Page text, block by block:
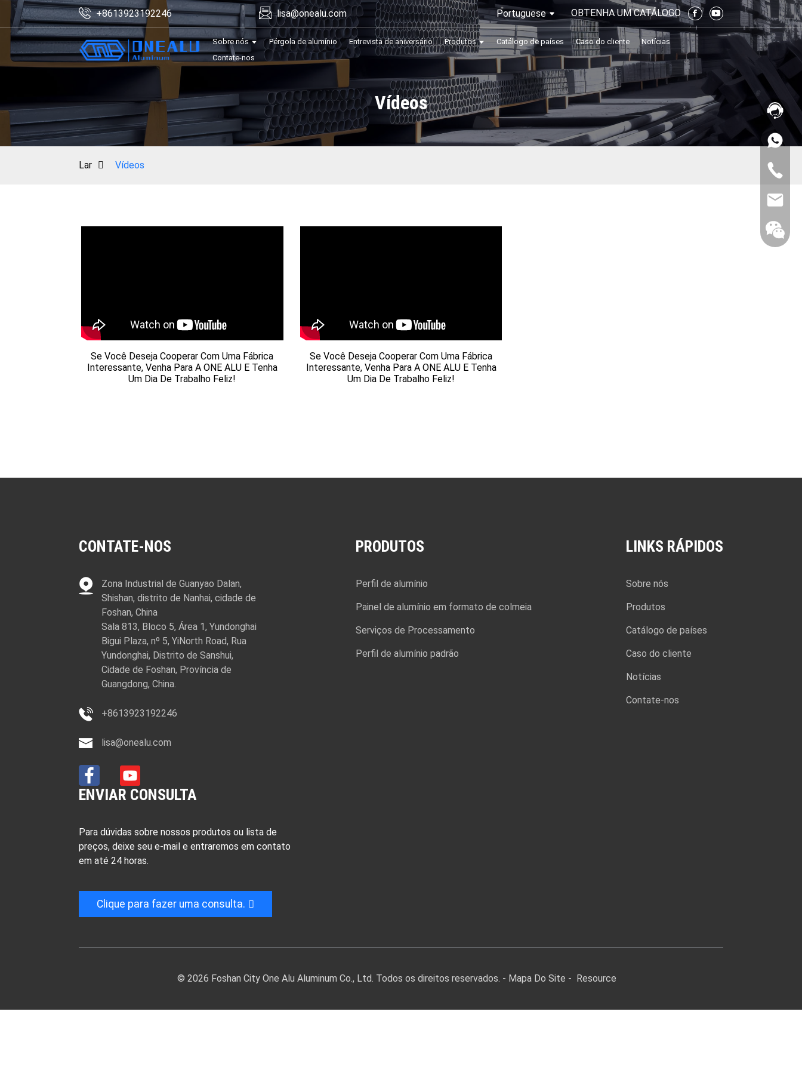
+8613923192246 lisa@onealu.com Portuguese OBTENHA UM CATÁLOGO
Sobre nós Pérgola de alumínio Entrevista de aniversário Produtos Catálogo de países Caso do cliente
Notícias
Contate-nos
Vídeos
Lar Vídeos
Se Você Deseja Cooperar Com Uma Fábrica
Interessante, Venha Para A ONE ALU E Tenha
Um Dia De Trabalho Feliz!
Se Você Deseja Cooperar Com Uma Fábrica
Interessante, Venha Para A ONE ALU E Tenha
Um Dia De Trabalho Feliz!
CONTATE-NOS
Zona Industrial de Guanyao Dalan,
Shishan, distrito de Nanhai, cidade de
Foshan, China
Sala 813, Bloco 5, Área 1, Yundonghai
Bigui Plaza, nº 5, YiNorth Road, Rua
Yundonghai, Distrito de Sanshui,
Cidade de Foshan, Província de
Guangdong, China.
+8613923192246
lisa@onealu.com
PRODUTOS
Perfil de alumínio
Painel de alumínio em formato de colmeia
Serviços de Processamento
Perfil de alumínio padrão
LINKS RÁPIDOS
Sobre nós
Produtos
Catálogo de países
Caso do cliente
Notícias
Contate-nos
ENVIAR CONSULTA
Para dúvidas sobre nossos produtos ou lista de
preços, deixe seu e-mail e entraremos em contato
em até 24 horas.
Clique para fazer uma consulta.
© 2026 Foshan City One Alu Aluminum Co., Ltd. Todos os direitos reservados. - Mapa Do Site - Resource